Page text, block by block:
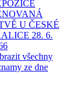
U ČESKÉ
28. 6.
všechny
ze dne